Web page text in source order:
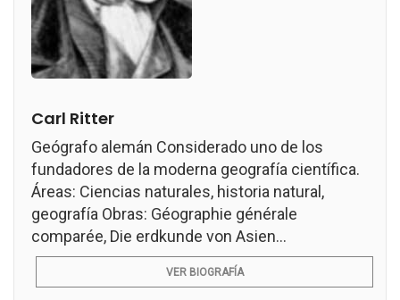
Carl Ritter
Geógrafo alemán Considerado uno de los
fundadores de la moderna geografía científica.
Áreas: Ciencias naturales, historia natural,
geografía Obras: Géographie générale
comparée, Die erdkunde von Asien...
VER BIOGRAFÍA